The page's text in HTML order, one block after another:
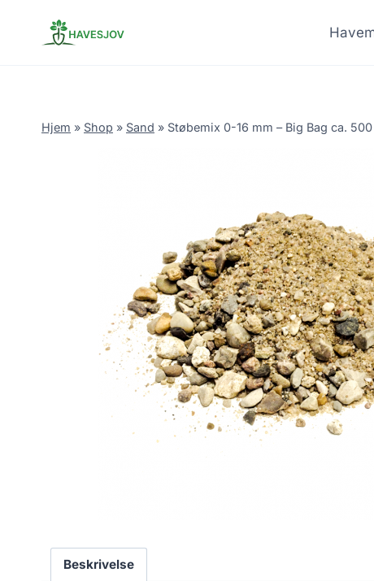
Hjem » Shop » Sand » Støbemix 0-16 mm – Big Bag ca.
Beskrivelse